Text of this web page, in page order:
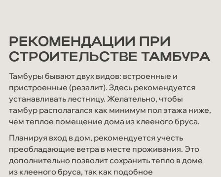
РЕКОМЕНДАЦИИ ПРИ
СТРОИТЕЛЬСТВЕ ТАМБУРА
Тамбуры бывают двух видов: встроенные и
пристроенные (резалит). Здесь рекомендуется
устанавливать лестницу. Желательно, чтобы
тамбур располагался как минимум пол этажа ниже,
чем теплое помещение дома из клееного бруса.
Планируя вход в дом, рекомендуется учесть
преобладающие ветра в месте проживания. Это
дополнительно позволит сохранить тепло в доме
из клееного бруса, так как подобное